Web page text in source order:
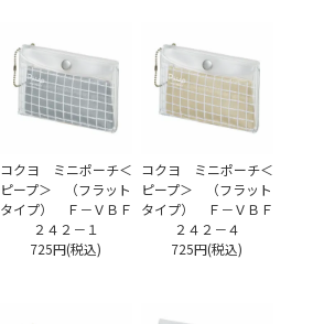
コクヨ ミニポーチ＜
ピープ＞ （フラット
タイプ） Ｆ－ＶＢＦ
２４２－１
725円(税込)
コクヨ ミニポーチ＜
ピープ＞ （フラット
タイプ） Ｆ－ＶＢＦ
２４２－４
725円(税込)